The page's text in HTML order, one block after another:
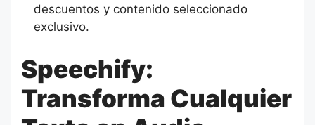
descuentos y contenido seleccionado
exclusivo.
Speechify:
Transforma Cualquier